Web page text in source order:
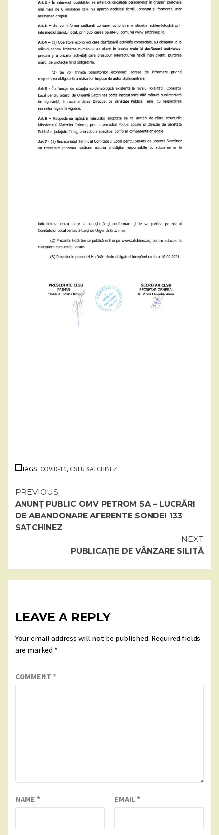
TAGS: COVID-19, CSLU SATCHINEZ
Continue
Reading
PREVIOUS
ANUNȚ PUBLIC OMV PETROM SA – LUCRĂRI
DE ABANDONARE AFERENTE SONDEI 133
SATCHINEZ
NEXT
PUBLICAȚIE DE VÂNZARE SILITĂ
LEAVE A REPLY
Your email address will not be published. Required fields
are marked *
COMMENT *
NAME * EMAIL*